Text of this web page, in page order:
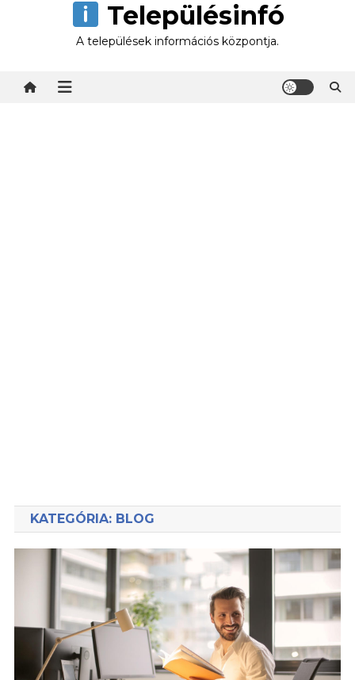
Településinfó
A települések információs központja.
KATEGÓRIA: BLOG